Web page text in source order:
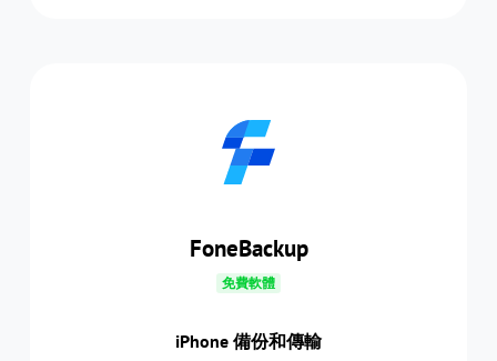
FoneBackup
免費軟體
iPhone 備份和傳輸